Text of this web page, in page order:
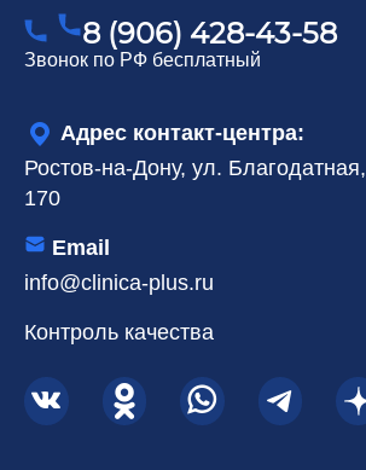
8 (906) 428-43-58
Звонок по РФ бесплатный
Адрес контакт-центра:
Ростов-на-Дону, ул. Благодатная,
170
Email
info@clinica-plus.ru
Контроль качества